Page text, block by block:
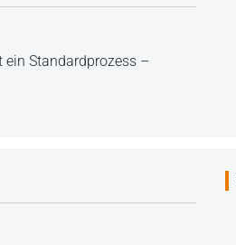
ein Standardprozess –